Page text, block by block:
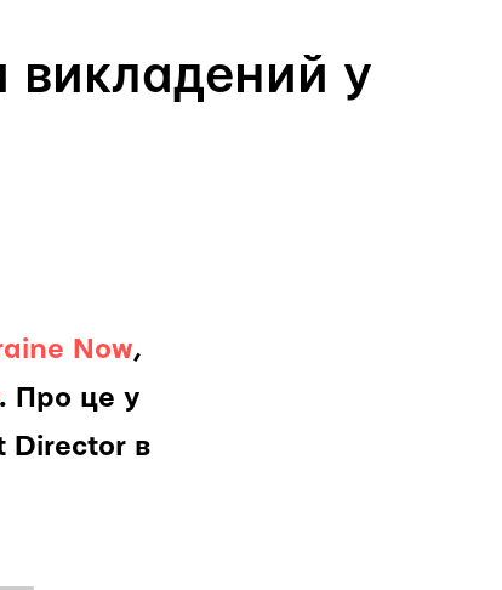
викладений у
Now,
. Про це у
Director в